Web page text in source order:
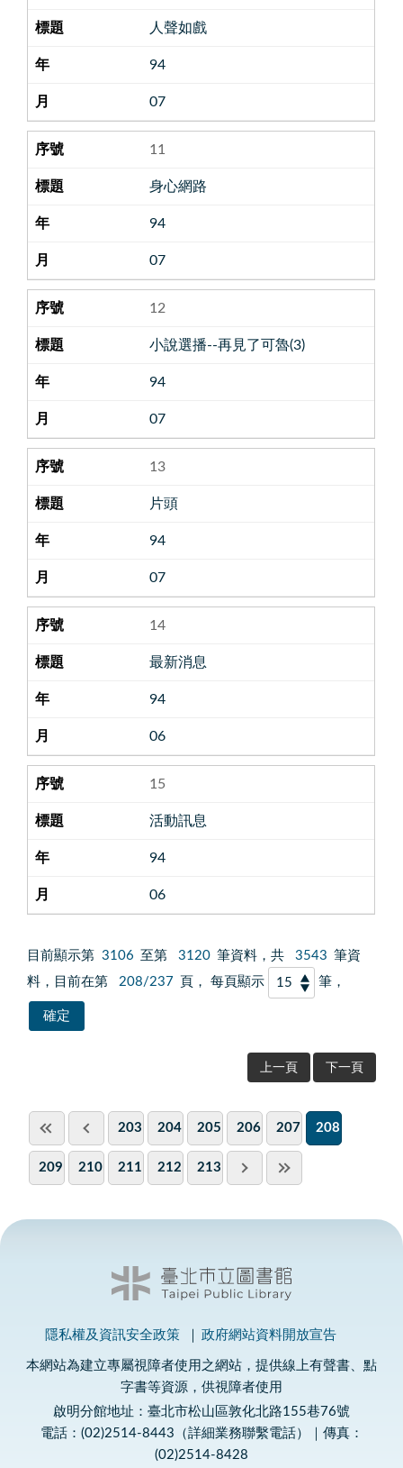
人聲如戲
94
07
11
身心網路
94
07
12
小說選播--再見了可魯(3)
94
07
13
片頭
94
07
14
最新消息
94
06
15
活動訊息
94
06
目前顯示第 3106 至第 3120 筆資料，共 3543 筆資
料，目前在第
208/237 頁， 每頁顯示 筆，
上一頁 下一頁
203 204 205 206 207 208
209 210 211 212 213
隱私權及資訊安全政策 政府網站資料開放宣告
本網站為建立專屬視障者使用之網站，提供線上有聲書、點
字書等資源，供視障者使用
啟明分館地址：臺北市松山區敦化北路155巷76號
電話：(02)2514-8443（詳細業務聯繫電話）｜傳真：
(02)2514-8428